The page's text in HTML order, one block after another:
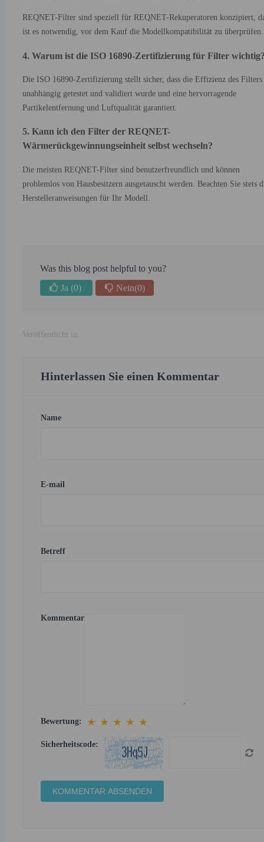
REQNET-Filter sind speziell für REQNET-Rekuperatoren konzipiert,
ist es notwendig, vor dem Kauf die Modellkompatibilität zu überprüfen.
4. Warum ist die ISO 16890-Zertifizierung für Filter
Die ISO 16890-Zertifizierung stellt sicher, dass die Effizienz des Filters
unabhängig getestet und validiert wurde und eine hervorragende
Partikelentfernung und Luftqualität garantiert.
5. Kann ich den Filter der REQNET-
Wärmerückgewinnungseinheit selbst wechseln?
Die meisten REQNET-Filter sind benutzerfreundlich und können
problemlos von Hausbesitzern ausgetauscht werden. Beachten Sie stets
Herstelleranweisungen für Ihr Modell.
Was this blog post helpful to you?
Ja (0) Nein(0)
Veröffentlicht in:
Hinterlassen Sie einen Kommentar
Name
E-mail
Betreff
Kommentar
Bewertung: ★ ★ ★ ★ ★
Sicherheitscode: